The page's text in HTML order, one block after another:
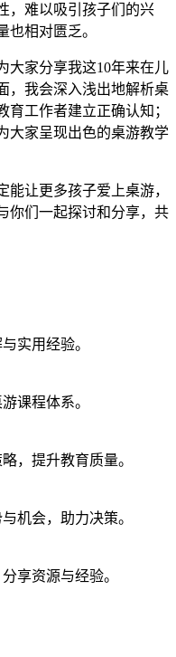
，难以吸引孩子们的兴
也相对匮乏。
大家分享我这10年来在儿
，我会深入浅出地解析桌
工作者建立正确认知；
大家呈现出色的桌游教学
让更多孩子爱上桌游，
你们一起探讨和分享，共
实用经验。
课程体系。
，提升教育质量。
机会，助力决策。
享资源与经验。